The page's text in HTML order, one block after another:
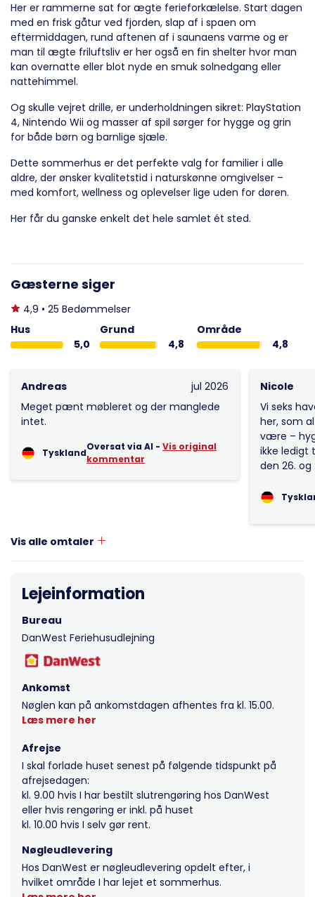
Her er rammerne sat for ægte ferieforkælelse. Start dagen
med en frisk gåtur ved fjorden, slap af i spaen om
eftermiddagen, rund aftenen af i saunaens varme og er
man til ægte friluftsliv er her også en fin shelter hvor man
kan overnatte eller blot nyde en smuk solnedgang eller
nattehimmel.
Og skulle vejret drille, er underholdningen sikret: PlayStation
4, Nintendo Wii og masser af spil sørger for hygge og grin
for både børn og barnlige sjæle.
Dette sommerhus er det perfekte valg for familier i alle
aldre, der ønsker kvalitetstid i naturskønne omgivelser –
med komfort, wellness og oplevelser lige uden for døren.
Her får du ganske enkelt det hele samlet ét sted.
Gæsterne siger
4,9 • 25 Bedømmelser
Hus
5,0
Grund
4,8
Område
4,8
Andreas
jul 2026
Meget pænt møbleret og der manglede
intet.
Tyskland
Oversat via AI - Vis original
kommentar
Nicole
Vi seks
her, som
være –
ikke ledigt
den 26.
Vis alle omtaler
Lejeinformation
Bureau
DanWest Feriehusudlejning
Ankomst
Nøglen kan på ankomstdagen afhentes fra kl. 15.00.
Læs mere her
Afrejse
I skal forlade huset senest på følgende tidspunkt på
afrejsedagen:
kl. 9.00 hvis I har bestilt slutrengøring hos DanWest
eller hvis rengøring er inkl. på huset
kl. 10.00 hvis I selv gør rent.
Nøgleudlevering
Hos DanWest er nøgleudlevering opdelt efter, i
hvilket område I har lejet et sommerhus.